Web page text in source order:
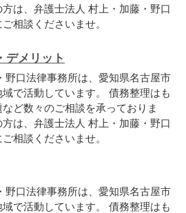
は、弁護士法人 村上・加藤・野口
相談くださいませ。
デメリット
野口法律事務所は、愛知県名古屋市
で活動しています。 債務整理はも
ど数々のご相談を承っておりま
は、弁護士法人 村上・加藤・野口
相談くださいませ。
野口法律事務所は、愛知県名古屋市
で活動しています。 債務整理はも